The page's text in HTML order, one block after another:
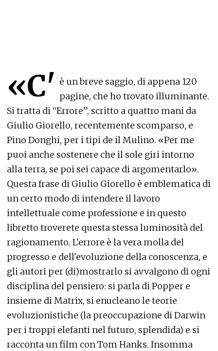
«C' è un breve saggio, di appena 120
pagine, che ho trovato illuminante.
Si tratta di “Errore”, scritto a quattro mani da
Giulio Giorello, recentemente scomparso, e
Pino Donghi, per i tipi de il Mulino. «Per me
puoi anche sostenere che il sole giri intorno
alla terra, se poi sei capace di argomentarlo».
Questa frase di Giulio Giorello è emblematica di
un certo modo di intendere il lavoro
intellettuale come professione e in questo
libretto troverete questa stessa luminosità del
ragionamento. L'errore è la vera molla del
progresso e dell'evoluzione della conoscenza, e
gli autori per (di)mostrarlo si avvalgono di ogni
disciplina del pensiero: si parla di Popper e
insieme di Matrix, si enucleano le teorie
evoluzionistiche (la preoccupazione di Darwin
per i troppi elefanti nel futuro, splendida) e si
racconta un film con Tom Hanks. Insomma